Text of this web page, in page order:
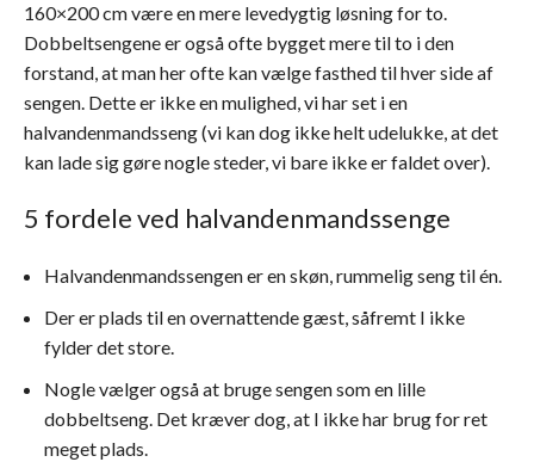
160×200 cm være en mere levedygtig løsning for to.
Dobbeltsengene er også ofte bygget mere til to i den
forstand, at man her ofte kan vælge fasthed til hver side af
sengen. Dette er ikke en mulighed, vi har set i en
halvandenmandsseng (vi kan dog ikke helt udelukke, at det
kan lade sig gøre nogle steder, vi bare ikke er faldet over).
5 fordele ved halvandenmandssenge
Halvandenmandssengen er en skøn, rummelig seng til én.
Der er plads til en overnattende gæst, såfremt I ikke
fylder det store.
Nogle vælger også at bruge sengen som en lille
dobbeltseng. Det kræver dog, at I ikke har brug for ret
meget plads.